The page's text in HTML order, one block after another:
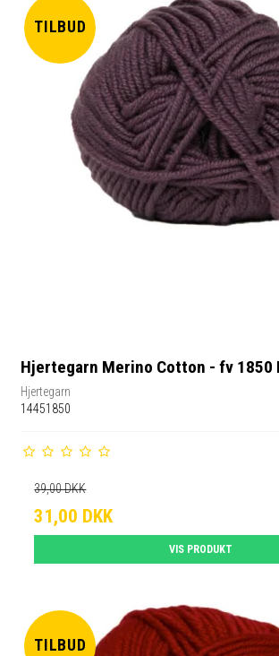
TILBUD
Hjertegarn Merino Cotton - fv 1850
Hjertegarn
14451850
39,00 DKK
31,00 DKK
VIS PRODUKT
TILBUD